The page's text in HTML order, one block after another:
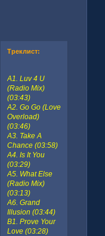
Треклист:
A1. Luv 4 U
(Radio Mix)
(03:43)
A2. Go Go (Love
Overload)
(03:46)
A3. Take A
Chance (03:58)
A4. Is It You
(03:29)
A5. What Else
(Radio Mix)
(03:13)
A6. Grand
Illusion (03:44)
B1. Prove Your
Love (03:28)